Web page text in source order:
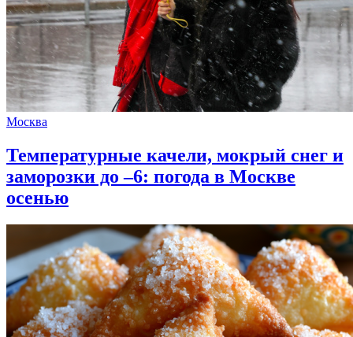
Москва
Температурные качели, мокрый снег и
заморозки до –6: погода в Москве
осенью